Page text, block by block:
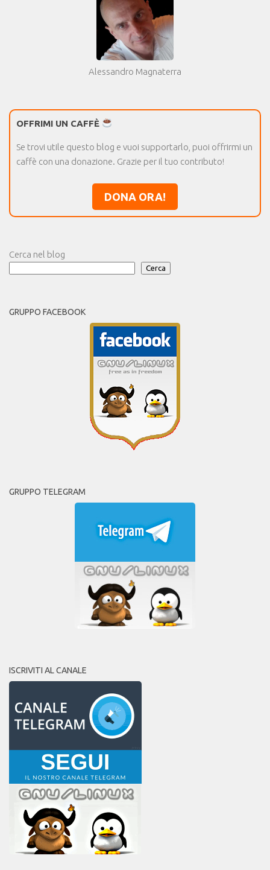
Alessandro Magnaterra
OFFRIMI UN CAFFÈ
Se trovi utile questo blog e vuoi supportarlo, puoi offrirmi un
caffè con una donazione. Grazie per il tuo contributo!
DONA ORA!
Cerca nel blog
Cerca
GRUPPO FACEBOOK
GRUPPO TELEGRAM
ISCRIVITI AL CANALE